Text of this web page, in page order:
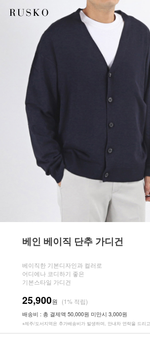
베인 베이직 단추 가디건
베이직한 기본디자인과 컬러로
어디에나 코디하기 좋은
기본스타일 가디건
25,900원 (1% 적립)
배송비 : 총 결제액 50,000원 미만시 3,000원
※제주/도서지역은 추가배송비가 발생하며, 안내차 연락을 드리